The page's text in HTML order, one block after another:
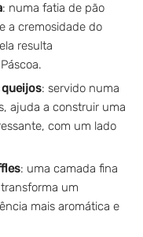
: numa fatia de pão
a cremosidade do
resulta
: servido numa
ajuda a construir uma
com um lado
: uma camada fina
um
mais aromática e